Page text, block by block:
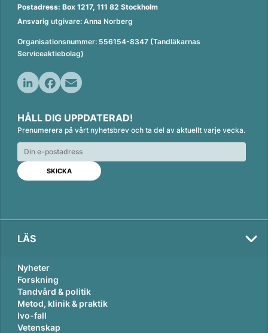
Postadress: Box 1217, 111 82 Stockholm
Ansvarig utgivare: Anna Norberg
Organisationsnummer: 556154-8347 (Tandläkarnas
Serviceaktiebolag)
n
k
e
d
n
c
e
b
o
o
k
a
i
l
HÅLL DIG UPPDATERAD!
Prenumerera på vårt nyhetsbrev och ta del av aktuellt varje vecka.
LÄS
Nyheter
Forskning
Tandvård & politik
Metod, klinik & praktik
Ivo-fall
Vetenskap